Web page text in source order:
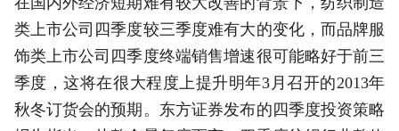
类上市公司四季度较三季度难有大的变化，而品牌服
饰类上市公司四季度终端销售增速很可能略好于前三
季度，这将在很大程度上提升明年3月召开的2013年
秋冬订货会的预期。东方证券发布的四季度投资策略